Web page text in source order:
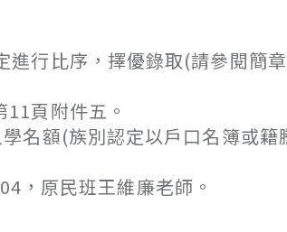
行比序，擇優錄取(請參閱簡
頁附件五。
額(族別認定以戶口名簿或籍
原民班王維廉老師。